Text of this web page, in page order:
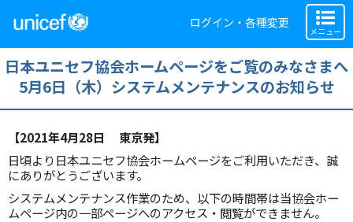
ログイン・各種変更
メニュー
日本ユニセフ協会ホームページをご覧のみなさまへ
5月6日（木）システムメンテナンスのお知らせ
【2021年4月28日 東京発】
日頃より日本ユニセフ協会ホームページをご利用いただき、誠
にありがとうございます。
システムメンテナンス作業のため、以下の時間帯は当協会ホー
ムページ内の一部ページへのアクセス・閲覧ができません。